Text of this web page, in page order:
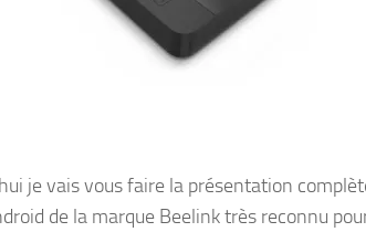
je vais vous faire la présentation
de la marque Beelink très reconnu